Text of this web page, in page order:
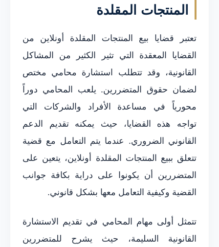
المنتجات المقلدة
تعتبر قضايا بيع المنتجات المقلدة أونلاين من
القضايا المعقدة التي تثير الكثير من المشاكل
القانونية، وقد تتطلب استشارة محامي مختص
لضمان حقوق المتضررين. يلعب المحامي دوراً
محورياً في مساعدة الأفراد والشركات التي
تواجه هذه القضايا، حيث يمكنه تقديم الدعم
القانوني الضروري. عندما يتم التعامل مع قضية
تتعلق ببيع المنتجات المقلدة أونلاين، يتعين على
المتضررين أن يكونوا على دراية بكافة جوانب
القضية وكيفية التعامل معها بشكل قانوني.
تتمثل أولى مهام المحامي في تقديم الاستشارة
القانونية السليمة، حيث يشرح للمتضررين